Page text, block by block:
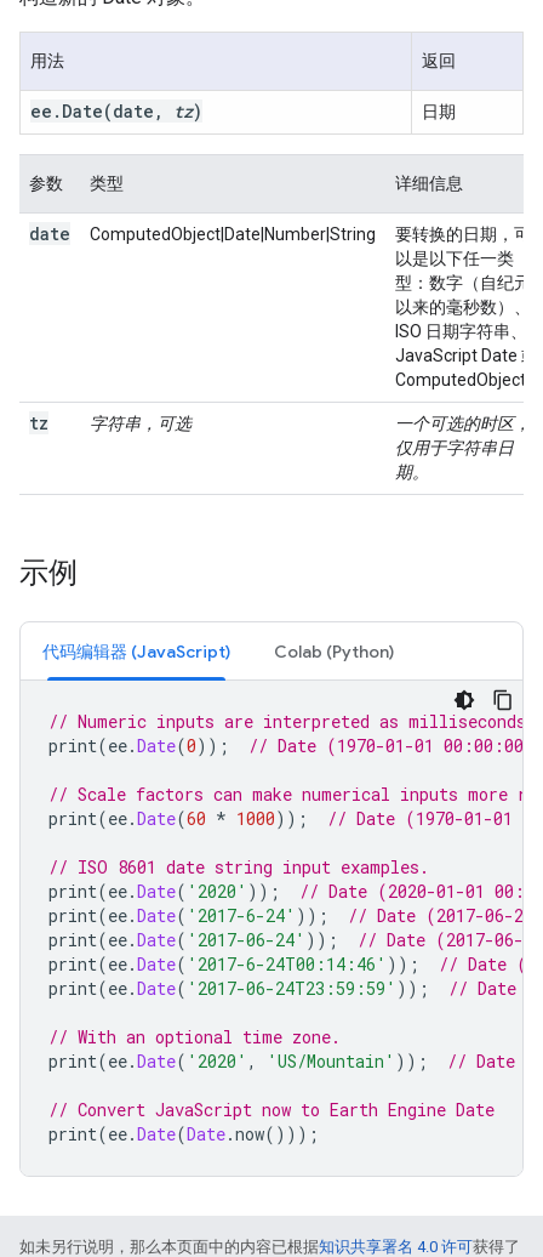
用法 返回
ee . Date(date , tz) 日期
参数 类型 详细信息
date ComputedObject|Date|Number|String
要转换的日期，可
以是以下任一类
型：数字（自纪元
以来的毫秒数）、
ISO 日期字符串、
JavaScript Date 或
ComputedObject。
tz 字符串，可选
一个可选的时区，
仅用于字符串日
期。
示例
代码编辑器 (JavaScript) Colab (Python)
// Numeric inputs are interpreted as milliseconds
print(ee.Date(0)); // Date (1970-01-01 00:00:00)
// Scale factors can make numerical inputs more
print(ee.Date(60 * 1000)); // Date (1970-01-01
// ISO 8601 date string input examples.
print(ee.Date( '2020' ));
// Date (2020-01-01
print(ee.Date( '2017-6-24' ));
// Date (2017-06-24
print(ee.Date( '2017-06-24' ));
// Date (2017-06-
print(ee.Date( '2017-6-24T00:14:46' ));
// Date
print(ee.Date( '2017-06-24T23:59:59' )); // Date
// With an optional time zone.
print(ee.Date( '2020' , 'US/Mountain' )); // Date
// Convert JavaScript now to Earth Engine Date
print(ee.Date(Date.now()));
如未另行说明，那么本页面中的内容已根据知识共享署名 4.0 许可获得了